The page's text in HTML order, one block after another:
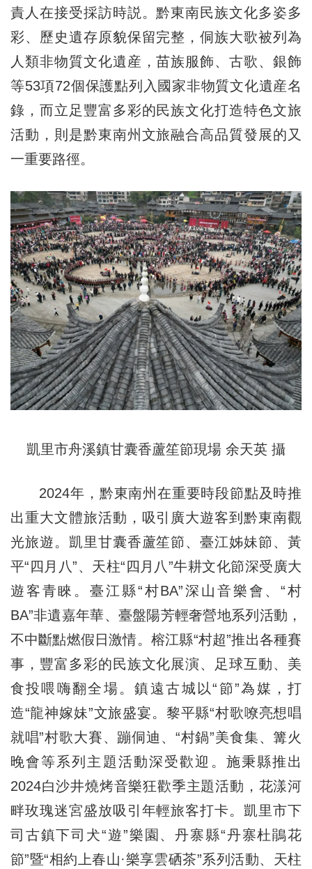
責人在接受採訪時説。黔東南民族文化多姿多
彩、歷史遺存原貌保留完整，侗族大歌被列為
人類非物質文化遺産，苗族服飾、古歌、銀飾
等53項72個保護點列入國家非物質文化遺産名
錄，而立足豐富多彩的民族文化打造特色文旅
活動，則是黔東南州文旅融合高品質發展的又
一重要路徑。
凱里市舟溪鎮甘囊香蘆笙節現場 余天英 攝
2024年，黔東南州在重要時段節點及時推
出重大文體旅活動，吸引廣大遊客到黔東南觀
光旅遊。凱里甘囊香蘆笙節、臺江姊妹節、黃
平“四月八”、天柱“四月八”牛耕文化節深受廣大
遊客青睞。臺江縣“村BA”深山音樂會、“村
BA”非遺嘉年華、臺盤陽芳輕奢營地系列活動，
不中斷點燃假日激情。榕江縣“村超”推出各種賽
事，豐富多彩的民族文化展演、足球互動、美
食投喂嗨翻全場。鎮遠古城以“節”為媒，打
造“龍神嫁妹”文旅盛宴。黎平縣“村歌嘹亮想唱
就唱”村歌大賽、蹦侗迪、“村鍋”美食集、篝火
晚會等系列主題活動深受歡迎。施秉縣推出
2024白沙井燒烤音樂狂歡季主題活動，花漾河
畔玫瑰迷宮盛放吸引年輕旅客打卡。凱里市下
司古鎮下司犬“遊”樂園、丹寨縣“丹寨杜鵑花
節”暨“相約上春山·樂享雲硒茶”系列活動、天柱